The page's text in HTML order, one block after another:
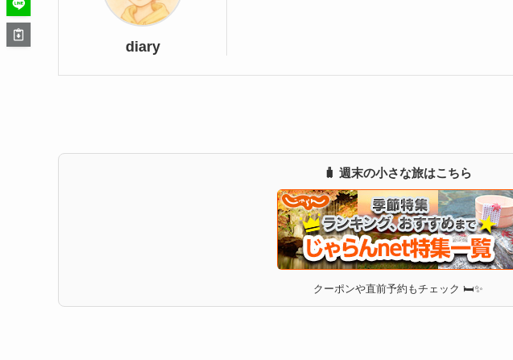
diary
🧳 週末の小さな旅はこちら
クーポンや直前予約もチェック 🛏✨